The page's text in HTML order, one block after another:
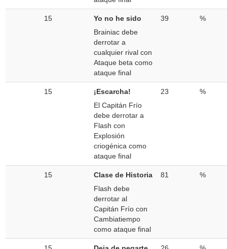
15
Yo no he sido
Brainiac debe
derrotar a
cualquier rival con
Ataque beta como
ataque final
39 %
15
¡Escarcha!
El Capitán Frío
debe derrotar a
Flash con
Explosión
criogénica como
ataque final
23 %
15
Clase de Historia
Flash debe
derrotar al
Capitán Frío con
Cambiatiempo
como ataque final
81 %